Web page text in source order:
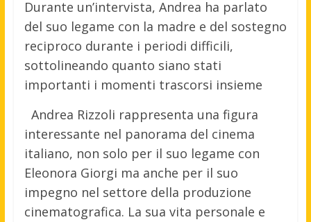
Durante un’intervista, Andrea ha parlato
del suo legame con la madre e del sostegno
reciproco durante i periodi difficili,
sottolineando quanto siano stati
importanti i momenti trascorsi insieme
Andrea Rizzoli rappresenta una figura
interessante nel panorama del cinema
italiano, non solo per il suo legame con
Eleonora Giorgi ma anche per il suo
impegno nel settore della produzione
cinematografica. La sua vita personale e